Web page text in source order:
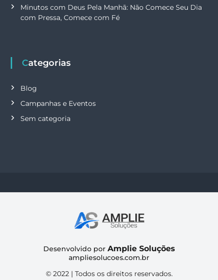
Minutos com Deus Pela Manhã: Não Comece Seu Dia
com Pressa, Comece com Fé
Categorias
Blog
Campanhas e Eventos
Sem categoria
Desenvolvido por Amplie Soluções
ampliesolucoes.com.br
© 2022 | Todos os direitos reservados.